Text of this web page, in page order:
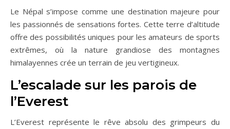
Le Népal s’impose comme une destination majeure pour
les passionnés de sensations fortes. Cette terre d’altitude
offre des possibilités uniques pour les amateurs de sports
extrêmes, où la nature grandiose des montagnes
himalayennes crée un terrain de jeu vertigineux.
L’escalade sur les parois de
l’Everest
L’Everest représente le rêve absolu des grimpeurs du